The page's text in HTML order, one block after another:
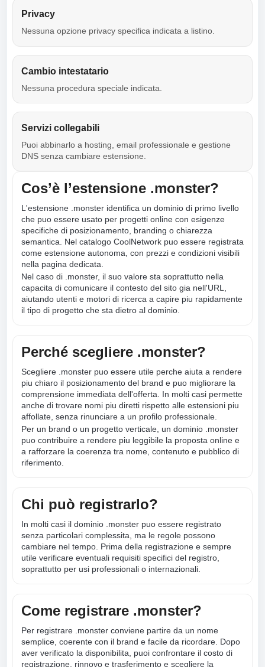
Privacy
Nessuna opzione privacy specifica indicata a listino.
Cambio intestatario
Nessuna procedura speciale indicata.
Servizi collegabili
Puoi abbinarlo a hosting, email professionale e gestione
DNS senza cambiare estensione.
Cos’è l’estensione .monster?
L'estensione .monster identifica un dominio di primo livello
che puo essere usato per progetti online con esigenze
specifiche di posizionamento, branding o chiarezza
semantica. Nel catalogo CoolNetwork puo essere registrata
come estensione autonoma, con prezzi e condizioni visibili
nella pagina dedicata.
Nel caso di .monster, il suo valore sta soprattutto nella
capacita di comunicare il contesto del sito gia nell'URL,
aiutando utenti e motori di ricerca a capire piu rapidamente
il tipo di progetto che sta dietro al dominio.
Perché scegliere .monster?
Scegliere .monster puo essere utile perche aiuta a rendere
piu chiaro il posizionamento del brand e puo migliorare la
comprensione immediata dell'offerta. In molti casi permette
anche di trovare nomi piu diretti rispetto alle estensioni piu
affollate, senza rinunciare a un profilo professionale.
Per un brand o un progetto verticale, un dominio .monster
puo contribuire a rendere piu leggibile la proposta online e
a rafforzare la coerenza tra nome, contenuto e pubblico di
riferimento.
Chi può registrarlo?
In molti casi il dominio .monster puo essere registrato
senza particolari complessita, ma le regole possono
cambiare nel tempo. Prima della registrazione e sempre
utile verificare eventuali requisiti specifici del registro,
soprattutto per usi professionali o internazionali.
Come registrare .monster?
Per registrare .monster conviene partire da un nome
semplice, coerente con il brand e facile da ricordare. Dopo
aver verificato la disponibilita, puoi confrontare il costo di
registrazione, rinnovo e trasferimento e scegliere la